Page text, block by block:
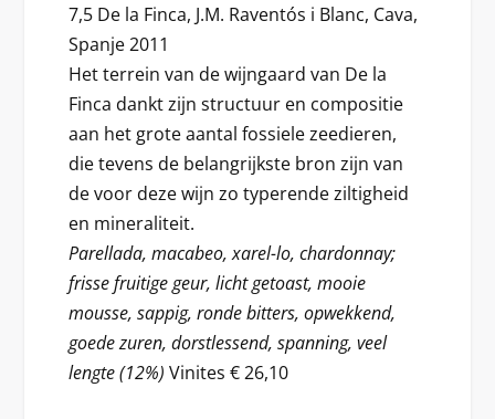
7,5 De la Finca, J.M. Raventós i Blanc, Cava,
Spanje 2011
Het terrein van de wijngaard van De la
Finca dankt zijn structuur en compositie
aan het grote aantal fossiele zeedieren,
die tevens de belangrijkste bron zijn van
de voor deze wijn zo typerende ziltigheid
en mineraliteit.
Parellada, macabeo, xarel-lo, chardonnay;
frisse fruitige geur, licht getoast, mooie
mousse, sappig, ronde bitters, opwekkend,
goede zuren, dorstlessend, spanning, veel
lengte (12%) Vinites € 26,10